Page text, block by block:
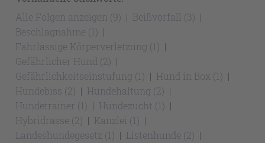
Alle Folgen anzeigen (9)
Beißvorfall (3)
Beschlagnahme (1)
Fahrlässige Körperverletzung (1)
Gefährlicher Hund (2)
Gefährlichkeitseinstufung (1)
Hund in Box (1)
Hundebiss (2)
Hundehaltung (2)
Hundetrainer (1)
Hundezucht (1)
Hybridrasse (2)
Kanzlei (1)
Landeshundegesetz (1)
Listenhunde (2)